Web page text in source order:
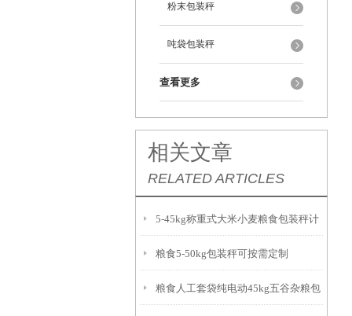
粉末包装秤
吨袋包装秤
查看更多
相关文章
RELATED ARTICLES
5-45kg称重式大米小麦粮食包装秤计
量精准
粮食5-50kg包装秤可按需定制
粮食人工套袋纯电动45kg五谷杂粮包